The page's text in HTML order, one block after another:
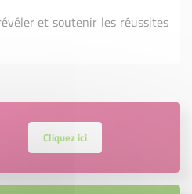
et soutenir les réussites
Cliquez ici